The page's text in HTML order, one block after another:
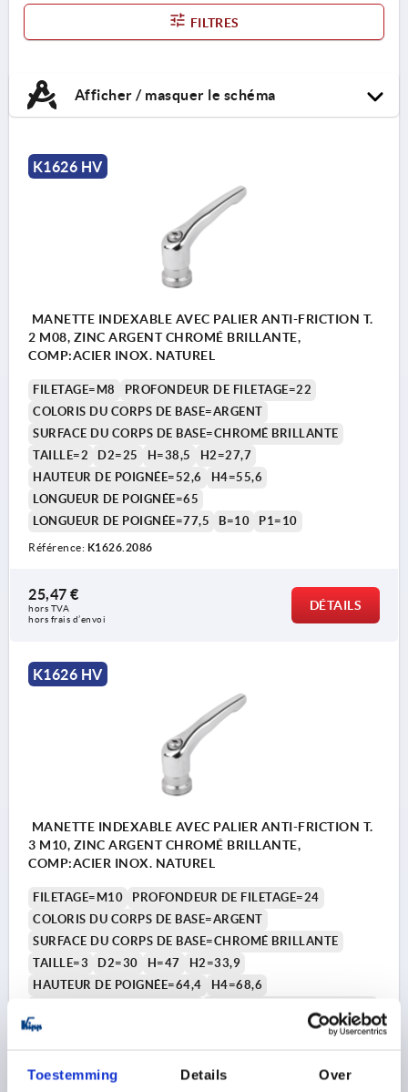
Toestemming Details Over
FILTRES
Afficher / masquer le schéma
K1626 HV
MANETTE INDEXABLE AVEC PALIER ANTI-FRICTION T.
2 M08, ZINC ARGENT CHROMÉ BRILLANTE,
COMP:ACIER INOX. NATUREL
FILETAGE=M8
PROFONDEUR DE FILETAGE=22
COLORIS DU CORPS DE BASE=ARGENT
SURFACE DU CORPS DE BASE=CHROMÉ BRILLANTE
TAILLE=2
D2=25 H=38,5
H2=27,7
HAUTEUR DE POIGNÉE=52,6
H4=55,6
LONGUEUR DE POIGNÉE=65
LONGUEUR DE POIGNÉE=77,5
B=10 P1=10
Référence: K1626.2086
25,47 €
hors TVA
hors frais d’envoi
DÉTAILS
K1626 HV
MANETTE INDEXABLE AVEC PALIER ANTI-FRICTION T.
3 M10, ZINC ARGENT CHROMÉ BRILLANTE,
COMP:ACIER INOX. NATUREL
FILETAGE=M10
PROFONDEUR DE FILETAGE=24
COLORIS DU CORPS DE BASE=ARGENT
SURFACE DU CORPS DE BASE=CHROMÉ BRILLANTE
TAILLE=3
D2=30 H=47
H2=33,9
HAUTEUR DE POIGNÉE=64,4
H4=68,6
B=11,2